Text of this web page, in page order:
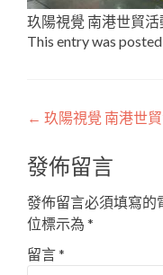
玖陽視覺 南港世貿
This entry was
Post
navigation
← 玖陽視覺 南港世
發佈留言
發佈留言必須填寫的
位標示為 *
留言*